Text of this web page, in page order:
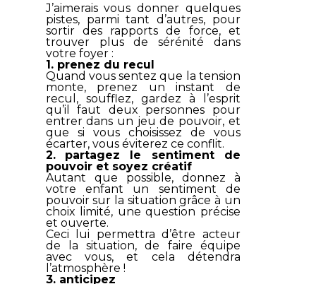
J’aimerais vous donner quelques
pistes, parmi tant d’autres, pour
sortir des rapports de force, et
trouver plus de sérénité dans
votre foyer :
1. prenez du recul
Quand vous sentez que la tension
monte, prenez un instant de
recul, soufflez, gardez à l’esprit
qu’il faut deux personnes pour
entrer dans un jeu de pouvoir, et
que si vous choisissez de vous
écarter, vous éviterez ce conflit.
2.
partagez le sentiment de
pouvoir et soyez créatif
Autant que possible, donnez à
votre enfant un sentiment de
pouvoir sur la situation grâce à un
choix limité, une question précise
et ouverte.
Ceci lui permettra d’être acteur
de la situation, de faire équipe
avec vous, et cela détendra
l’atmosphère !
3. anticipez